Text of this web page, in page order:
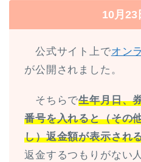
10月23
公式サイト上でオン
が公開されました。
そちらで生年月日、
番号を入れると（その
し）返金額が表示され
返金するつもりがない